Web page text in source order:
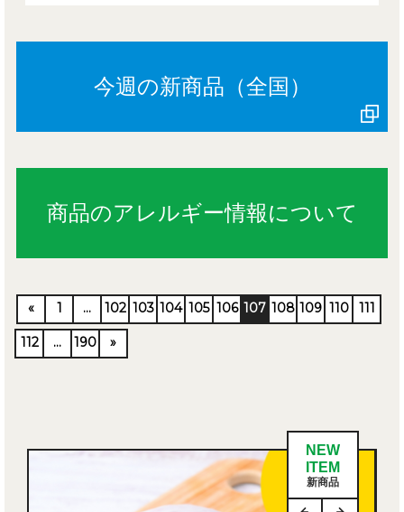
今週の新商品（全国）
商品のアレルギー情報について
« 1 … 102 103 104 105 106 107 108 109 110 111
112 … 190 »
NEW
ITEM
新商品